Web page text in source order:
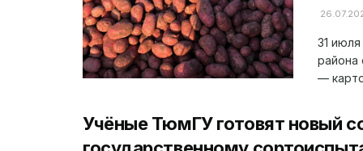
31
района
—
Учёные ТюмГУ готовят новый